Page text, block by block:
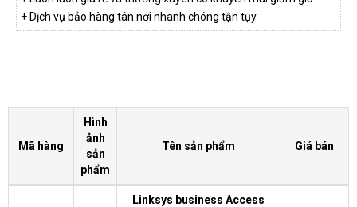
+ Dịch vụ bảo hàng tân nơi nhanh chóng tận tụy
Mã hàng
Hình
ảnh
sản
phẩm
Tên sản phẩm Giá bán
Linksys business Access